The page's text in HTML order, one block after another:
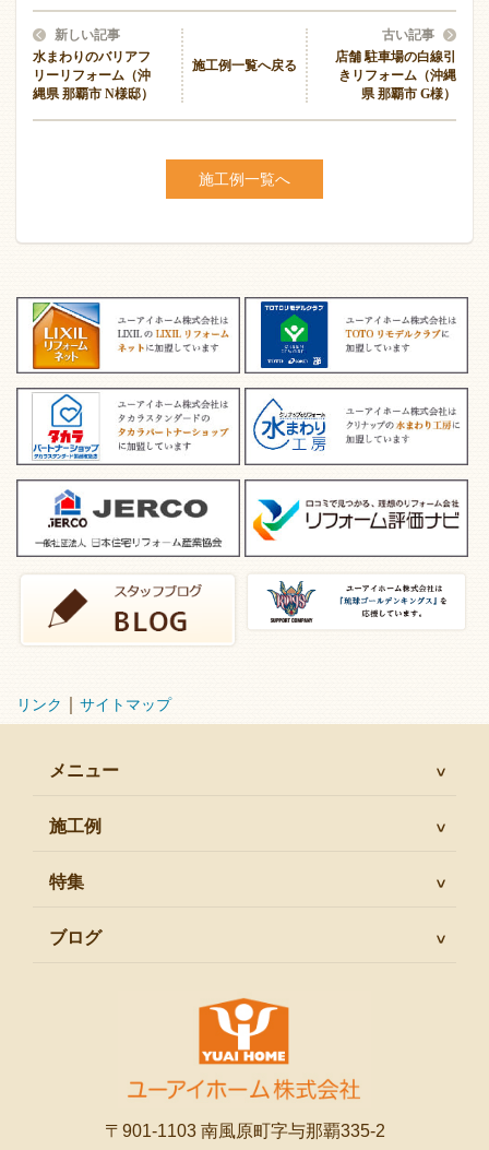
新しい記事
水まわりのバリアフ
リーリフォーム（沖
縄県 那覇市 N様邸）
施工例一覧へ戻る
古い記事
店舗 駐車場の白線引
きリフォーム（沖縄
県 那覇市 G様）
施工例一覧へ
リンク サイトマップ
〒901-1103 南風原町字与那覇335-2
メニュー
施工例
特集
ブログ